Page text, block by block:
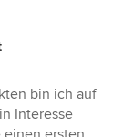
bin ich auf
Interesse